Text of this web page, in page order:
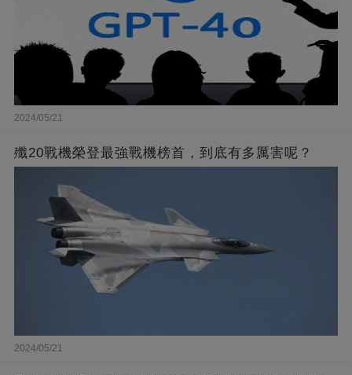
2024/05/21
殲20戰機榮登最強戰機榜首，到底有多厲害呢？
2024/05/21